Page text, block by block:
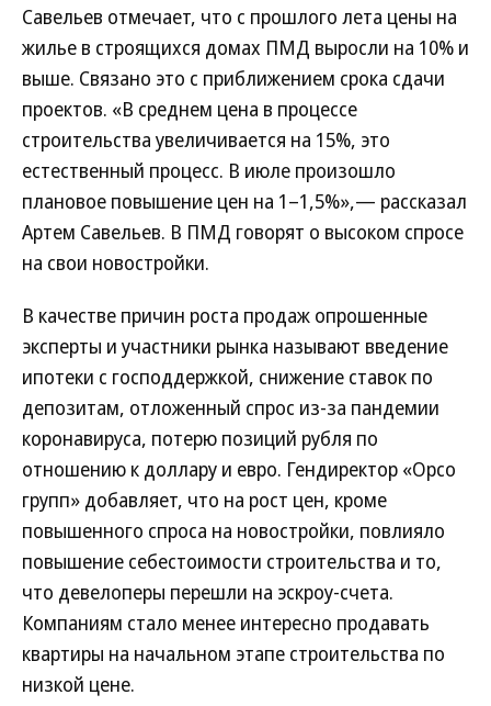
Савельев отмечает, что с прошлого лета цены на
жилье в строящихся домах ПМД выросли на 10% и
выше. Связано это с приближением срока сдачи
проектов. «В среднем цена в процессе
строительства увеличивается на 15%, это
естественный процесс. В июле произошло
плановое повышение цен на 1–1,5%»,— рассказал
Артем Савельев. В ПМД говорят о высоком спросе
на свои новостройки.
В качестве причин роста продаж опрошенные
эксперты и участники рынка называют введение
ипотеки с господдержкой, снижение ставок по
депозитам, отложенный спрос из-за пандемии
коронавируса, потерю позиций рубля по
отношению к доллару и евро. Гендиректор «Орсо
групп» добавляет, что на рост цен, кроме
повышенного спроса на новостройки, повлияло
повышение себестоимости строительства и то,
что девелоперы перешли на эскроу-счета.
Компаниям стало менее интересно продавать
квартиры на начальном этапе строительства по
низкой цене.